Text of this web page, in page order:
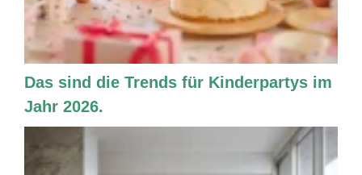
Das sind die Trends für Kinderpartys im
Jahr 2026.